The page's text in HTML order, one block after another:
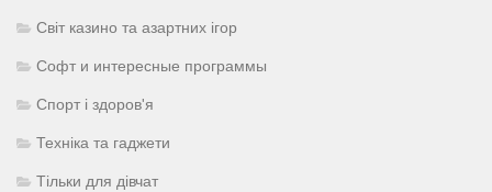
Світ казино та азартних ігор
Софт и интересные программы
Спорт і здоров'я
Техніка та гаджети
Тільки для дівчат